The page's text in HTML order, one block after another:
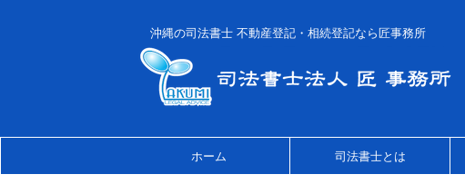
沖縄の司法書士 不動産登記・相続登記なら匠事務所
ホーム 司法書士とは